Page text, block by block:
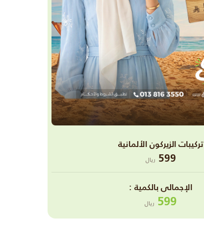
تركيبات الزيركون الألمانية
599 ريال
اﻹجمالى بالكمية :
599 ريال